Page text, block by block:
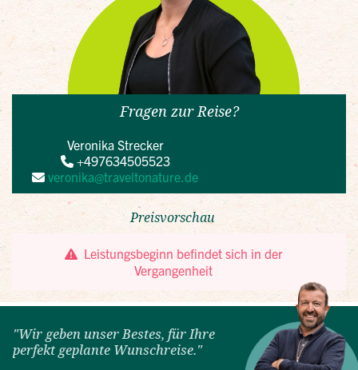
"Wir geben unser Bestes, für Ihre
perfekt geplante Wunschreise."